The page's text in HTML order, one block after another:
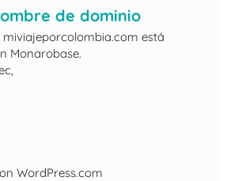
de dominio
está
Monarobase.
WordPress.com